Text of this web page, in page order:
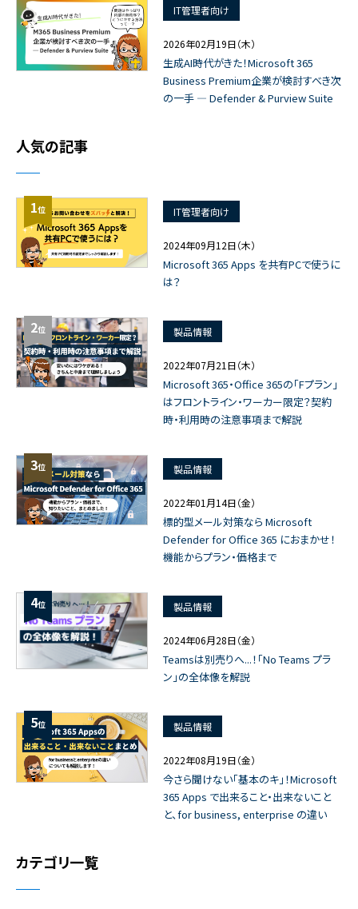
IT管理者向け
2026年02月19日（木）
生成AI時代がきた！Microsoft 365
Business Premium企業が検討すべき次
の一手 ― Defender & Purview Suite
人気の記事
1位 IT管理者向け
2024年09月12日（木）
Microsoft 365 Apps を共有PCで使うに
は？
2位 製品情報
2022年07月21日（木）
Microsoft 365・Office 365の「Fプラン」
はフロントライン・ワーカー限定？契約
時・利用時の注意事項まで解説
3位 製品情報
2022年01月14日（金）
標的型メール対策なら Microsoft
Defender for Office 365 におまかせ！
機能からプラン・価格まで
4位 製品情報
2024年06月28日（金）
Teamsは別売りへ...！「No Teams プラ
ン」の全体像を解説
5位 製品情報
2022年08月19日（金）
今さら聞けない「基本のキ」！Microsoft
365 Apps で出来ること・出来ないこと
と、for business, enterprise の違い
カテゴリ一覧